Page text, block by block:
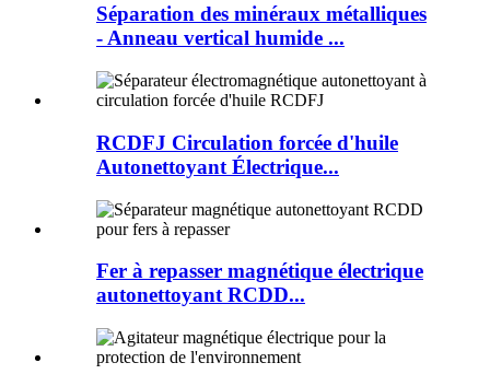
Séparation des minéraux métalliques
- Anneau vertical humide ...
RCDFJ Circulation forcée d'huile
Autonettoyant Électrique...
Fer à repasser magnétique électrique
autonettoyant RCDD...